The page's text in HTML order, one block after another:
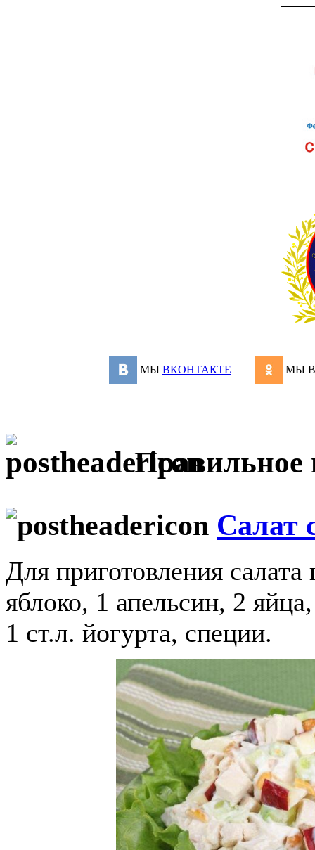
МЫ ВКОНТАКТЕ МЫ
Правильное
Салат
Для приготовления
яблоко, 1 апельсин, 2
1 ст.л. йогурта, специи.